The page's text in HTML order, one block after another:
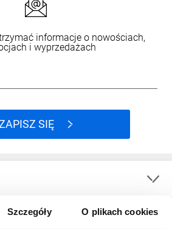
Szczegóły O plikach cookies
informacje o nowościach,
i wyprzedażach
SIĘ